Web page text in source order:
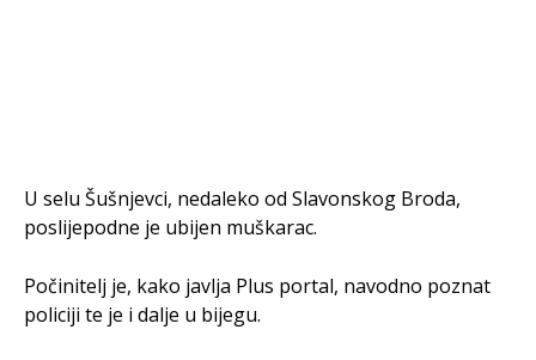
U selu Šušnjevci, nedaleko od Slavonskog Broda,
poslijepodne je ubijen muškarac.
Počinitelj je, kako javlja Plus portal, navodno poznat
policiji te je i dalje u bijegu.